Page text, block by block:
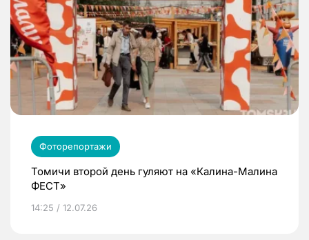
Фоторепортажи
Томичи второй день гуляют на «Калина-Малина
ФЕСТ»
14:25 / 12.07.26